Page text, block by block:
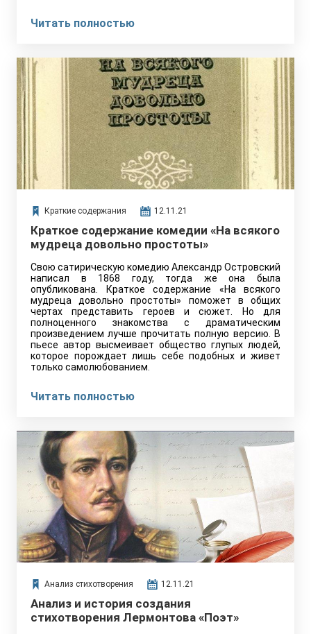
Читать полностью
Краткие содержания 12.11.21
Краткое содержание комедии «На всякого
мудреца довольно простоты»
Свою сатирическую комедию Александр Островский
написал в 1868 году, тогда же она была
опубликована. Краткое содержание «На всякого
мудреца довольно простоты» поможет в общих
чертах представить героев и сюжет. Но для
полноценного знакомства с драматическим
произведением лучше прочитать полную версию. В
пьесе автор высмеивает общество глупых людей,
которое порождает лишь себе подобных и живет
только самолюбованием.
Читать полностью
Анализ стихотворения 12.11.21
Анализ и история создания
стихотворения Лермонтова «Поэт»